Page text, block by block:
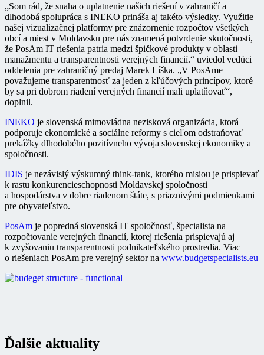
„Som rád, že snaha o uplatnenie našich riešení v zahraničí a
dlhodobá spolupráca s INEKO prináša aj takéto výsledky. Využitie
našej vizualizačnej platformy pre znázornenie rozpočtov všetkých
obcí a miest v Moldavsku pre nás znamená potvrdenie skutočnosti,
že PosAm IT riešenia patria medzi špičkové produkty v oblasti
manažmentu a transparentnosti verejných financií.“ uviedol vedúci
oddelenia pre zahraničný predaj Marek Líška. „V PosAme
považujeme transparentnosť za jeden z kľúčových princípov, ktoré
by sa pri dobrom riadení verejných financií mali uplatňovať“,
doplnil.
INEKO je slovenská mimovládna nezisková organizácia, ktorá
podporuje ekonomické a sociálne reformy s cieľom odstraňovať
prekážky dlhodobého pozitívneho vývoja slovenskej ekonomiky a
spoločnosti.
IDIS je nezávislý výskumný think-tank, ktorého misiou je prispievať
k rastu konkurencieschopnosti Moldavskej spoločnosti
a hospodárstva v dobre riadenom štáte, s priaznivými podmienkami
pre obyvateľstvo.
PosAm je popredná slovenská IT spoločnosť, špecialista na
rozpočtovanie verejných financií, ktorej riešenia prispievajú aj
k zvyšovaniu transparentnosti podnikateľského prostredia. Viac
o riešeniach PosAm pre verejný sektor na www.budgetspecialists.eu
Ďalšie aktuality